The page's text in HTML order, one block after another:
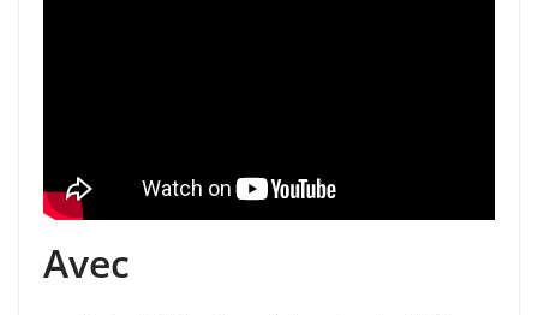
Avec